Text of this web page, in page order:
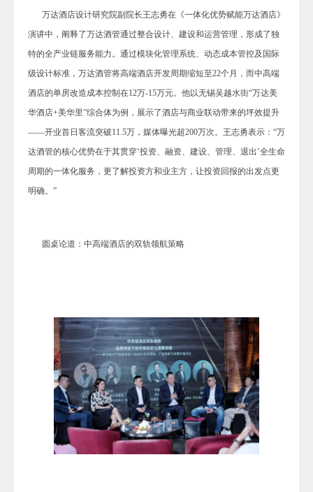
万达酒店设计研究院副院长王志勇在《一体化优势赋能万达酒店》
演讲中，阐释了万达酒管通过整合设计、建设和运营管理，形成了独
特的全产业链服务能力。通过模块化管理系统、动态成本管控及国际
级设计标准，万达酒管将高端酒店开发周期缩短至22个月，而中高端
酒店的单房改造成本控制在12万-15万元。他以无锡吴越水街“万达美
华酒店+美华里”综合体为例，展示了酒店与商业联动带来的坪效提升
——开业首日客流突破11.5万，媒体曝光超200万次。王志勇表示：“万
达酒管的核心优势在于其贯穿‘投资、融资、建设、管理、退出’全生命
周期的一体化服务，更了解投资方和业主方，让投资回报的出发点更
明确。”
圆桌论道：中高端酒店的双轨领航策略